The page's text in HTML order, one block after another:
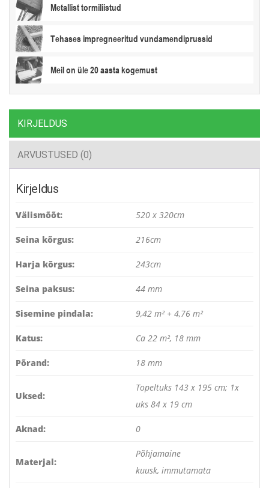
Metallist tormiliistud
Tehases impregneeritud vundamendiprussid
Meil on üle 20 aasta kogemust
KIRJELDUS
ARVUSTUSED (0)
Kirjeldus
Välismõõt: 520 x 320cm
Seina kõrgus: 216cm
Harja kõrgus: 243cm
Seina paksus: 44 mm
Sisemine pindala: 9,42 m² + 4,76 m²
Katus: Ca 22 m², 18 mm
Põrand: 18 mm
Uksed:
Topeltuks 143 x 195 cm; 1x
uks 84 x 19 cm
Aknad: 0
Materjal:
Põhjamaine
kuusk, immutamata